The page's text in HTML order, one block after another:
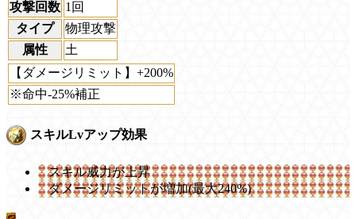
攻撃回数 1回
タイプ
物理攻撃
属性
土
【ダメージリミット】+200%
※命中-25%補正
スキルLvアップ効果
スキル威力が上昇
ダメージリミットが増加(最大240%)